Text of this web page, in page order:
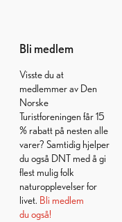
Bli medlem
Visste du at
medlemmer av Den
Norske
Turistforeningen får 15
% rabatt på nesten alle
varer? Samtidig hjelper
du også DNT med å gi
flest mulig folk
naturopplevelser for
livet. Bli medlem
du også!